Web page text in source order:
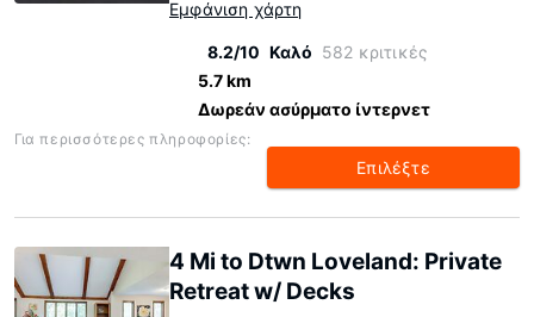
Εμφάνιση χάρτη
8.2/10 Καλό 582 κριτικές
5.7 km
Δωρεάν ασύρματο ίντερνετ
Για περισσότερες πληροφορίες:
Επιλέξτε
4 Mi to Dtwn Loveland: Private
Retreat w/ Decks